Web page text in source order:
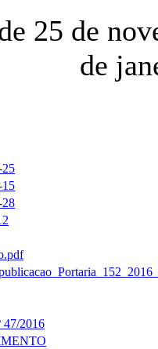
25 de
de
25
15
28
47/2016